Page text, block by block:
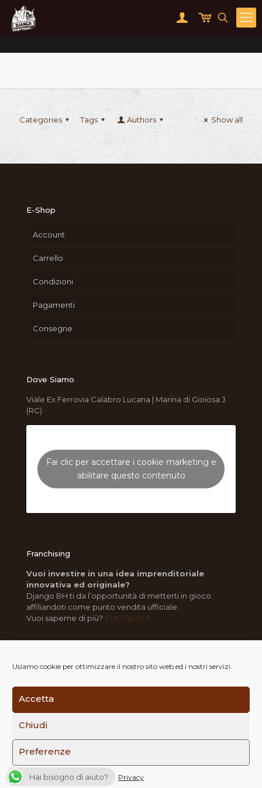
Usiamo cookie per ottimizzare il nostro sito web ed i nostri servizi.
Accetta
Chiudi
Preferenze
Privacy
Categories Tags Authors Show all
E-Shop
Account
Carrello
Condizioni
Pagamenti
Consegne
Dove Siamo
Viale Ex Ferrovia Calabro Lucana | Marina di Gioiosa J.
(RC)
Fai clic per accettare i cookie marketing e
abilitare questo contenuto
Franchising
Vuoi investire in una idea imprenditoriale
innovativa ed originale?
Django BH ti da l’opportunità di metterti in gioco
affiliandoti come punto vendita ufficiale.
Vuoi saperne di più? CLICCA QUI
© 2014-2022 Django Burger House | All Rights Reserved
| P.I. 02852530803 | REA RC-194657 | Powered by
Hai bisogno di aiuto?